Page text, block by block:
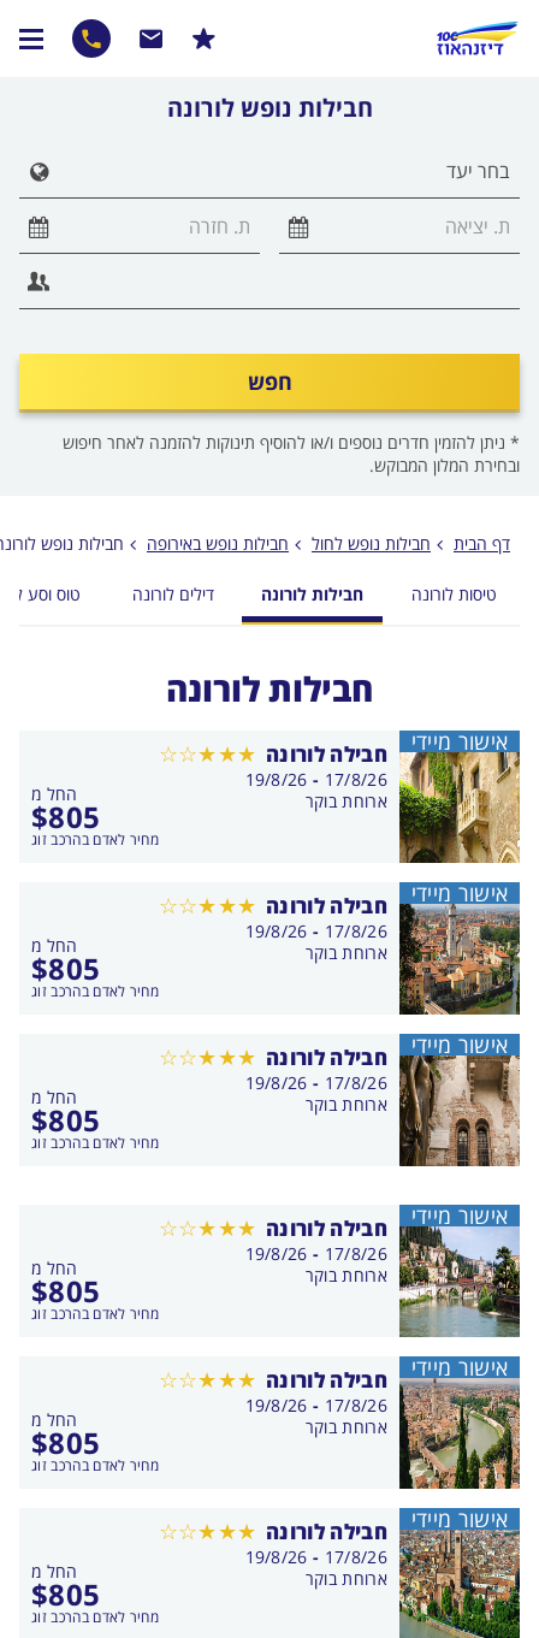
חבילות נופש לורונה
חפש
* ניתן להזמין חדרים נוספים ו/או להוסיף תינוקות להזמנה לאחר חיפוש
ובחירת המלון המבוקש.
דף הבית חבילות נופש לחול חבילות נופש באירופה חבילות נופש
טיסות לורונה חבילות לורונה דילים לורונה טוס וסע
חבילות לורונה
חבילה לורונה
החל מ
$805
מחיר לאדם בהרכב זוג
בין
התאריכים,
17/8/26
-
19/8/26
ארוחת בוקר
אישור מיידי
חבילה לורונה
החל מ
$805
מחיר לאדם בהרכב זוג
בין
התאריכים,
17/8/26
-
19/8/26
ארוחת בוקר
אישור מיידי
חבילה לורונה
החל מ
$805
מחיר לאדם בהרכב זוג
בין
התאריכים,
17/8/26
-
19/8/26
ארוחת בוקר
אישור מיידי
חבילה לורונה
החל מ
$805
מחיר לאדם בהרכב זוג
בין
התאריכים,
17/8/26
-
19/8/26
ארוחת בוקר
אישור מיידי
חבילה לורונה
החל מ
$805
מחיר לאדם בהרכב זוג
בין
התאריכים,
17/8/26
-
19/8/26
ארוחת בוקר
אישור מיידי
חבילה לורונה
החל מ
$805
מחיר לאדם בהרכב זוג
בין
התאריכים,
17/8/26
-
19/8/26
ארוחת בוקר
אישור מיידי